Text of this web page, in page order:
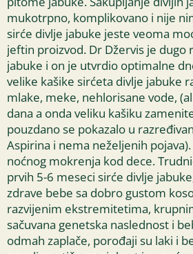
mukotrpno, komplikovano i nije
sirće divlje jabuke jeste veoma
jeftin proizvod. Dr Džervis je dugo
jabuke i on je utvrdio optimalne
velike kašike sirćeta divlje jabuke
mlake, meke, nehlorisane vode,
dana a onda veliku kašiku
pouzdano se pokazalo u
Aspirina i nema neželjenih
noćnog mokrenja kod dece.
prvih 5-6 meseci sirće divlje
zdrave bebe sa dobro gustom
razvijenim ekstremitetima,
sačuvana genetska naslednost i
odmah zaplače, porođaji su laki i